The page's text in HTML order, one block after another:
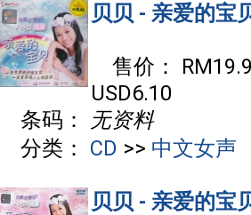
贝贝 - 亲爱的宝
售价：
USD6.10
条码：
无资料
分类： CD >> 中文女声
贝贝 - 亲爱的宝